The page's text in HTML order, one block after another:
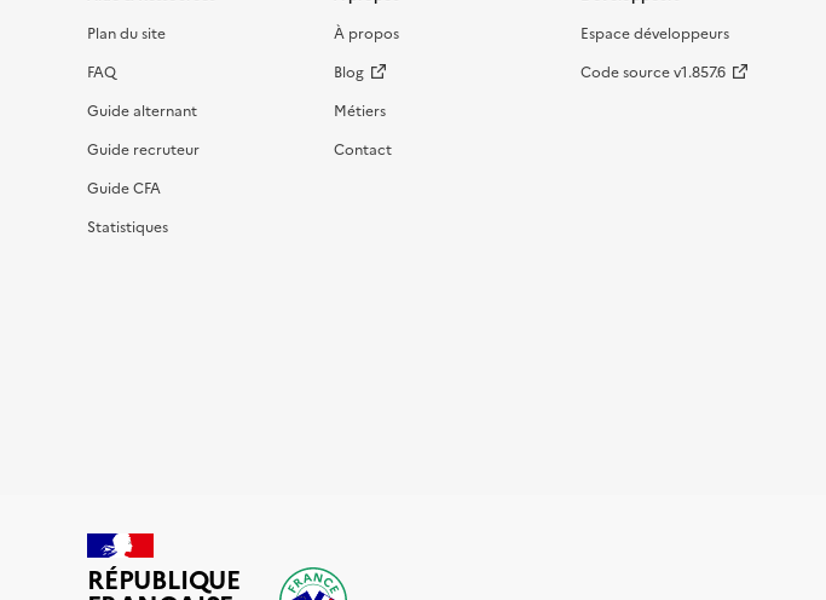
Plan du site
FAQ
Guide alternant
Guide recruteur
Guide CFA
Statistiques
À propos
Blog
Métiers
Contact
Espace développeurs
Code source v1.857.6
RÉPUBLIQUE